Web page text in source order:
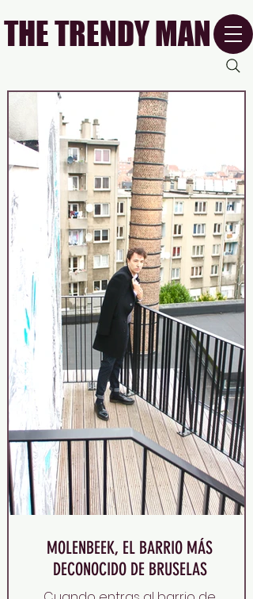
THE TRENDY MAN
MOLENBEEK, EL BARRIO MÁS
DECONOCIDO DE BRUSELAS